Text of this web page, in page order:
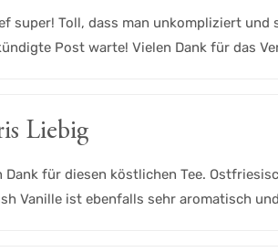
super! Toll, dass man unkompliziert und
Post warte! Vielen Dank für das
Liebig
Dank für diesen köstlichen Tee.
Vanille ist ebenfalls sehr aromatisch